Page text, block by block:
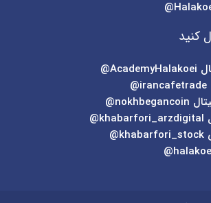
کنید
AcademyHalakoei@
irancafetrade@
nokhbegancoin@
khabarfori_arzdigital@
khabarfori_stock@